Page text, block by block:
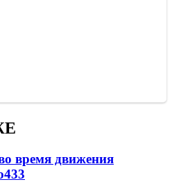
время движения
433